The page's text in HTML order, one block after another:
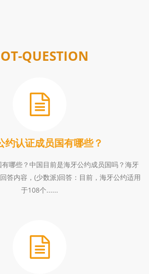
QUESTION
约认证成员国有哪些？
哪些？中国目前是海牙公约成员国吗？海牙
答内容，(少数派)回答：目前，海牙公约适用
于108个......